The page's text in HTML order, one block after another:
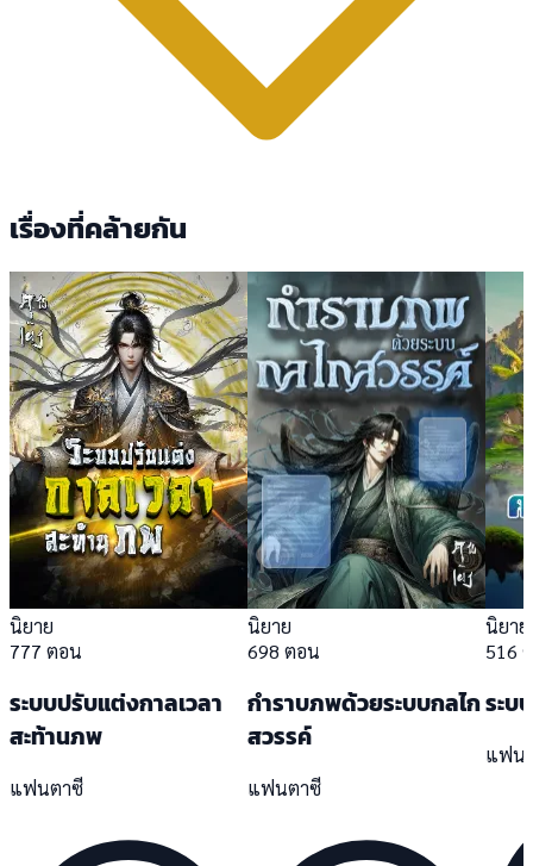
เรื่องที่คล้ายกัน
นิยาย
777 ตอน
ระบบปรับแต่งกาลเวลา
สะท้านภพ
แฟนตาซี
นิยาย
698 ตอน
กำราบภพด้วยระบบกลไก
สวรรค์
แฟนตาซี
นิยาย
516
ระบ
แฟน